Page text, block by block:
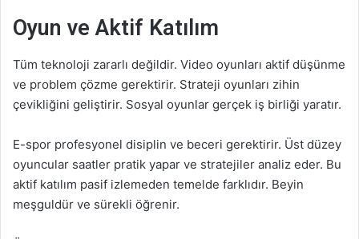
Oyun ve Aktif Katılım
Tüm teknoloji zararlı değildir. Video oyunları aktif düşünme
ve problem çözme gerektirir. Strateji oyunları zihin
çevikliğini geliştirir. Sosyal oyunlar gerçek iş birliği yaratır.
E-spor profesyonel disiplin ve beceri gerektirir. Üst düzey
oyuncular saatler pratik yapar ve stratejiler analiz eder. Bu
aktif katılım pasif izlemeden temelde farklıdır. Beyin
meşguldür ve sürekli öğrenir.